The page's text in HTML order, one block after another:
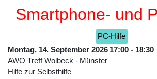
Smartphone- und
PC-Hilfe
Montag, 14. September 2026 17:00 - 18:30
AWO Treff Wolbeck - Münster
Hilfe zur Selbsthilfe